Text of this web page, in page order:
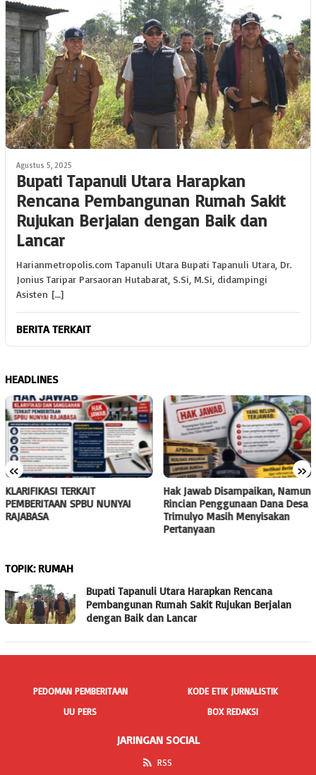
Agustus 5, 2025
Bupati Tapanuli Utara Harapkan
Rencana Pembangunan Rumah Sakit
Rujukan Berjalan dengan Baik dan
Lancar
Harianmetropolis.com Tapanuli Utara Bupati Tapanuli Utara, Dr.
Jonius Taripar Parsaoran Hutabarat, S.Si, M.Si, didampingi
Asisten […]
BERITA TERKAIT
HEADLINES
« »
KLARIFIKASI TERKAIT
PEMBERITAAN SPBU NUNYAI
RAJABASA
Hak Jawab Disampaikan, Namun
Rincian Penggunaan Dana Desa
Trimulyo Masih Menyisakan
Pertanyaan
TOPIK: RUMAH
Bupati Tapanuli Utara Harapkan Rencana
Pembangunan Rumah Sakit Rujukan Berjalan
dengan Baik dan Lancar
PEDOMAN PEMBERITAAN
KODE ETIK JURNALISTIK
UU PERS
BOX REDAKSI
JARINGAN SOCIAL
RSS